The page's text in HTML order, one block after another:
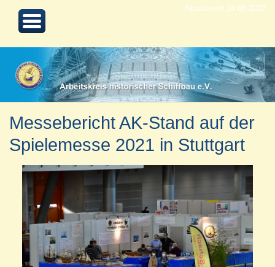
Aktualisiert 24.08.2022
Messebericht AK-Stand auf der
Spielemesse 2021 in Stuttgart